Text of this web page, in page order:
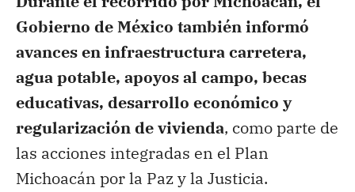
Gobierno de México también informó
avances en infraestructura carretera,
agua potable, apoyos al campo, becas
educativas, desarrollo económico y
regularización de vivienda, como parte de
las acciones integradas en el Plan
Michoacán por la Paz y la Justicia.